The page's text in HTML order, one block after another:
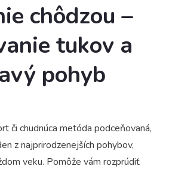
chôdzou –
tukov a
pohyb
či chudnúca metóda podceňovaná,
z najprirodzenejších pohybov,
veku. Pomôže vám rozprúdiť